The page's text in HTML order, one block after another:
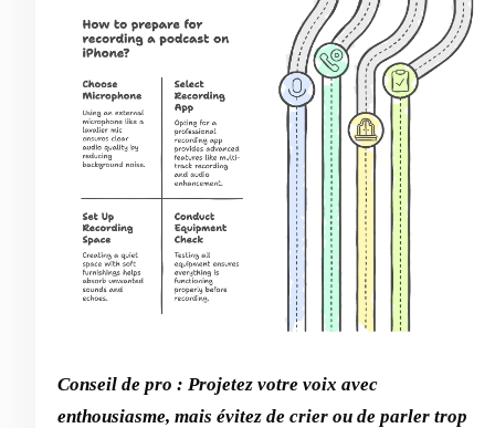
Conseil de pro : Projetez votre voix avec
enthousiasme, mais évitez de crier ou de parler trop